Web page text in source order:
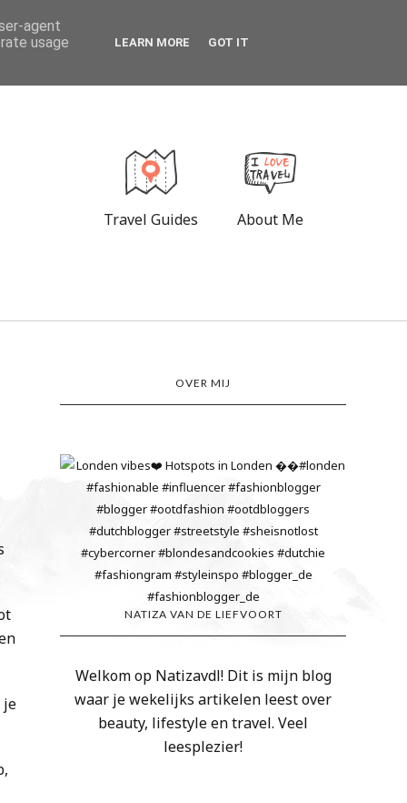
Travel Guides About Me
je
OVER MIJ
NATIZA VAN DE LIEFVOORT
Welkom op Natizavdl! Dit is mijn blog
waar je wekelijks artikelen leest over
beauty, lifestyle en travel. Veel
leesplezier!
agent
usage
LEARN MORE GOT IT